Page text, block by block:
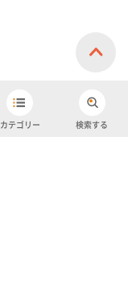
カテゴリー 検索する